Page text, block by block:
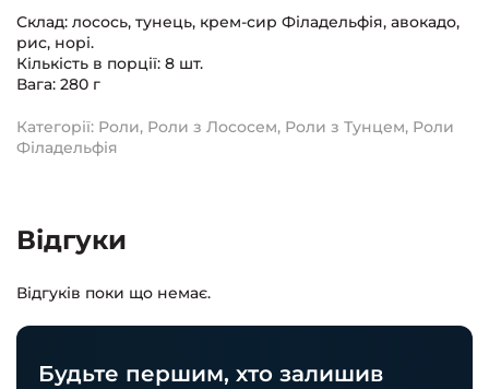
Склад: лосось, тунець, крем-сир Філадельфія, авокадо,
рис, норі.
Кількість в порції: 8 шт.
Вага: 280 г
Категорії: Роли, Роли з Лососем, Роли з Тунцем, Роли
Філадельфія
Відгуки
Відгуків поки що немає.
Будьте першим, хто залишив